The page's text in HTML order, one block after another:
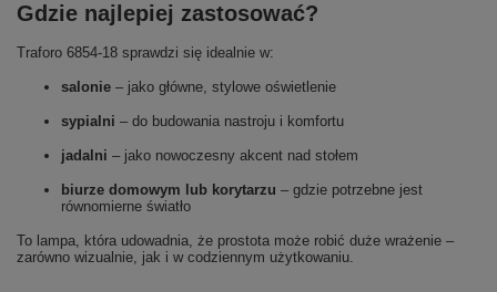
Gdzie najlepiej zastosować?
Traforo 6854-18 sprawdzi się idealnie w:
salonie – jako główne, stylowe oświetlenie
sypialni – do budowania nastroju i komfortu
jadalni – jako nowoczesny akcent nad stołem
biurze domowym lub korytarzu – gdzie potrzebne jest
równomierne światło
To lampa, która udowadnia, że prostota może robić duże wrażenie –
zarówno wizualnie, jak i w codziennym użytkowaniu.